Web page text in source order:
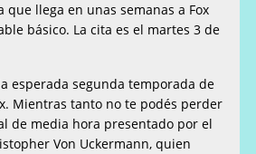
que llega en unas semanas a Fox
básico. La cita es el martes 3 de
esperada segunda temporada de
Mientras tanto no te podés perder
de media hora presentado por el
Von Uckermann, quien